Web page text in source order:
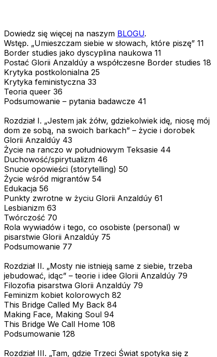
Dowiedz się więcej na naszym BLOGU.
Wstęp. „Umieszczam siebie w słowach, które piszę” 11
Border studies jako dyscyplina naukowa 11
Postać Glorii Anzaldúy a współczesne Border studies 18
Krytyka postkolonialna 25
Krytyka feministyczna 33
Teoria queer 36
Podsumowanie – pytania badawcze 41
Rozdział I. „Jestem jak żółw, gdziekolwiek idę, niosę mój
dom ze sobą, na swoich barkach” – życie i dorobek
Glorii Anzaldúy 43
Życie na ranczo w południowym Teksasie 44
Duchowość/spirytualizm 46
Snucie opowieści (storytelling) 50
Życie wśród migrantów 54
Edukacja 56
Punkty zwrotne w życiu Glorii Anzaldúy 61
Lesbianizm 63
Twórczość 70
Rola wywiadów i tego, co osobiste (personal) w
pisarstwie Glorii Anzaldúy 75
Podsumowanie 77
Rozdział II. „Mosty nie istnieją same z siebie, trzeba
jebudować, idąc” – teorie i idee Glorii Anzaldúy 79
Filozofia pisarstwa Glorii Anzaldúy 79
Feminizm kobiet kolorowych 82
This Bridge Called My Back 84
Making Face, Making Soul 94
This Bridge We Call Home 108
Podsumowanie 128
Rozdział III. „Tam, gdzie Trzeci Świat spotyka się z